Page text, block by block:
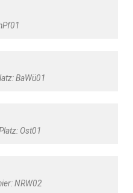
BaWü01
Ost01
NRW02